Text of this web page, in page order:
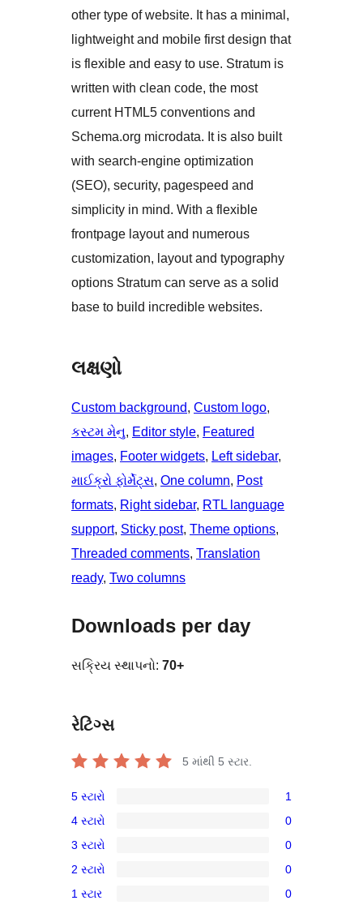
other type of website. It has a minimal,
lightweight and mobile first design that
is flexible and easy to use. Stratum is
written with clean code, the most
current HTML5 conventions and
Schema.org microdata. It is also built
with search-engine optimization
(SEO), security, pagespeed and
simplicity in mind. With a flexible
frontpage layout and numerous
customization, layout and typography
options Stratum can serve as a solid
base to build incredible websites.
લક્ષણો
Custom background, Custom logo
કસ્ટમ મેનુ, Editor style, Featured
images, Footer widgets, Left sidebar
માઈક્રો ફોર્મેટ્સ, One column, Post
formats, Right sidebar, RTL language
support, Sticky post, Theme options
Threaded comments, Translation
ready, Two columns
Downloads per day
સક્રિય સ્થાપનો: 70+
રેટિંગ્સ
5 માંથી 5 સ્ટાર.
5-
સ્ટાર
સમીક્ષા
5 સ્ટારો 1
4-
સ્ટાર
સમીક્ષાઓ
4 સ્ટારો 0
3-
સ્ટાર
3 સ્ટારો 0
2-
2 સ્ટારો 0
1 સ્ટાર 0